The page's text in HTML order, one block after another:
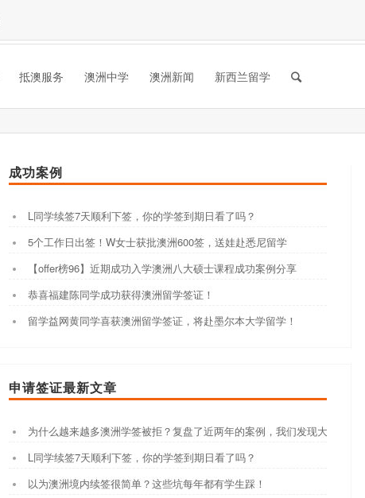
抵澳服务 澳洲中学 澳洲新闻 新西兰留学
成功案例
L同学续签7天顺利下签，你的学签到期日看了吗？
5个工作日出签！W女士获批澳洲600签，送娃赴悉尼留学
【offer榜96】近期成功入学澳洲八大硕士课程成功案例分享
恭喜福建陈同学成功获得澳洲留学签证！
留学益网黄同学喜获澳洲留学签证，将赴墨尔本大学留学！
申请签证最新文章
为什么越来越多澳洲学签被拒？复盘了近两年的案例，我们发现大家都踩
L同学续签7天顺利下签，你的学签到期日看了吗？
以为澳洲境内续签很简单？这些坑每年都有学生踩！